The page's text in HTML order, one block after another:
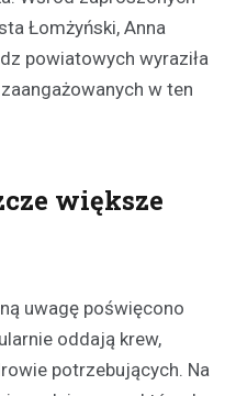
Łomżyński, Anna
powiatowych wyraziła
w ten
większe
uwagę poświęcono
oddają krew,
potrzebujących. Na